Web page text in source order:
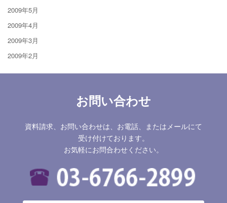
2009年5月
2009年4月
2009年3月
2009年2月
お問い合わせ
資料請求、お問い合わせは、お電話、またはメールにて
受け付けております。
お気軽にお問合わせください。